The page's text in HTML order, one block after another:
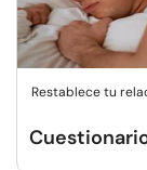
Restablece tu